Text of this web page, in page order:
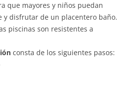
que mayores y niños puedan
y disfrutar de un placentero baño.
piscinas son resistentes a
consta de los siguientes pasos: